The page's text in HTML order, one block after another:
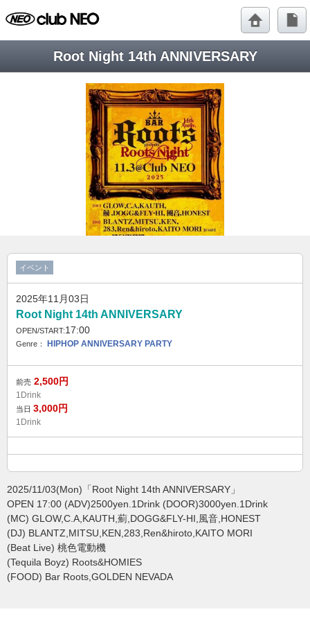
Root Night 14th ANNIVERSARY
イベント
2025年11月03日
Root Night 14th ANNIVERSARY
OPEN/START:17:00
Genre： HIPHOP ANNIVERSARY PARTY
前売 2,500円
1Drink
当日 3,000円
1Drink
2025/11/03(Mon)「Root Night 14th ANNIVERSARY」
OPEN 17:00 (ADV)2500yen.1Drink (DOOR)3000yen.1Drink
(MC) GLOW,C.A,KAUTH,薊,DOGG&FLY-HI,風音,HONEST
(DJ) BLANTZ,MITSU,KEN,283,Ren&hiroto,KAITO MORI
(Beat Live) 桃色電動機
(Tequila Boyz) Roots&HOMIES
(FOOD) Bar Roots,GOLDEN NEVADA